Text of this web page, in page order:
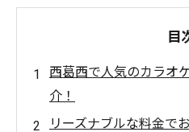
目
西葛西で人気のカラオ
介！
リーズナブルな料金で